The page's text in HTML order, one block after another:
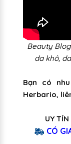
Beauty
da khô,
Bạn có
Herbario,
UY
CÓ